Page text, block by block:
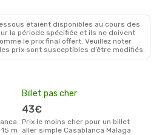
étaient disponibles au cours des
la période spécifiée et ils ne doivent
le prix final offert. Veuillez noter
prix sont susceptibles d’être modifiés.
m
Billet pas cher
43€
Prix le moins cher pour un billet
aller simple Casablanca Malaga